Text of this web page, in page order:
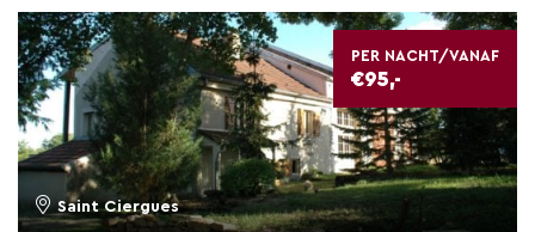
PER NACHT/VANAF
€95,-
Saint Ciergues